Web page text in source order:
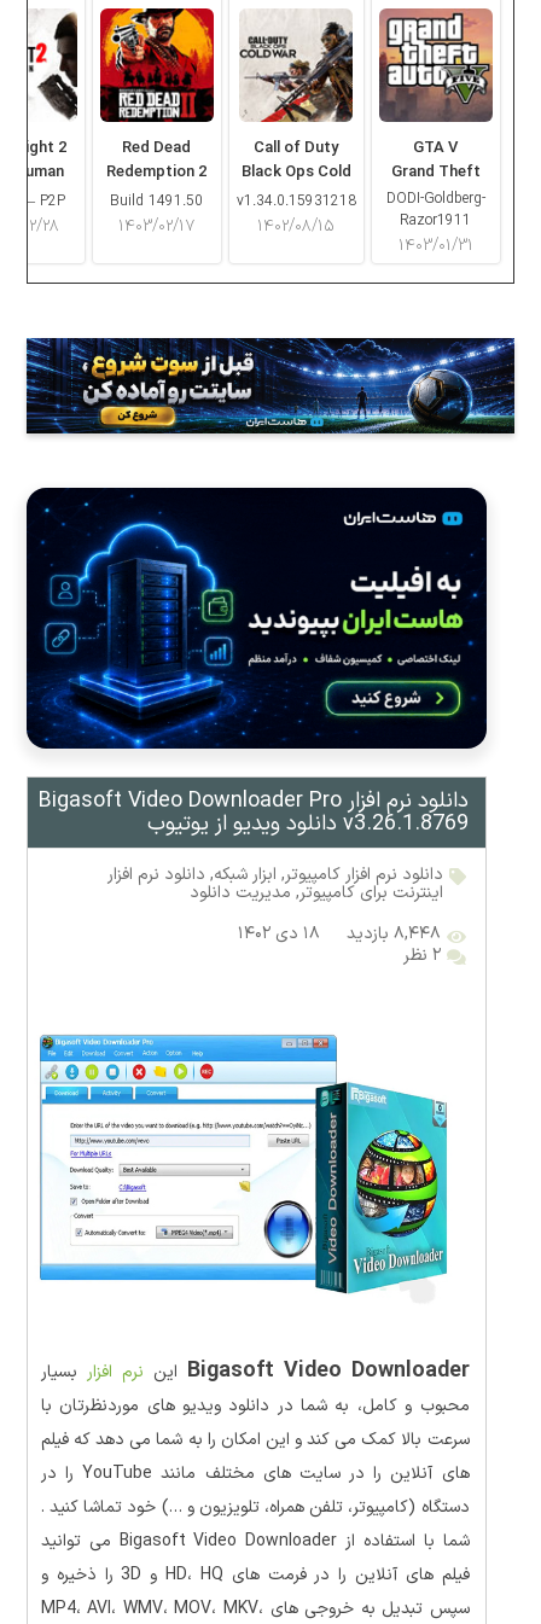
GTA V
Grand Theft
Auto V
DODI-Goldberg-
Razor1911
۱۴۰۳/۰۱/۳۱
Call of Duty
Black Ops Cold
War
v1.34.0.15931218
۱۴۰۲/۰۸/۱۵
Red Dead
Redemption 2
Build 1491.50
۱۴۰۳/۰۲/۱۷
Light 2
Human
– P2P
۱۴۰۳/
دانلود نرم افزار Bigasoft Video Downloader Pro
v3.26.1.8769 دانلود ویدیو از یوتیوب
دانلود نرم افزار کامپیوتر, ابزار شبکه, دانلود نرم افزار
اینترنت برای کامپیوتر, مدیریت دانلود
۸,۴۴۸ بازدید
۱۸ دی ۱۴۰۲
۲ نظر
Bigasoft Video Downloader این نرم افزار بسیار
محبوب و کامل، به شما در دانلود ویدیو های موردنظرتان با
سرعت بالا کمک می کند و این امکان را به شما می دهد که فیلم
های آنلاین را در سایت های مختلف مانند YouTube را در
دستگاه (کامپیوتر، تلفن همراه، تلویزیون و …) خود تماشا کنید .
شما با استفاده از
Bigasoft Video Downloader می توانید
فیلم های آنلاین را در فرمت های HD، HQ و 3D را ذخیره و
سپس تبدیل به خروجی های MP4، AVI، WMV، MOV، MKV،